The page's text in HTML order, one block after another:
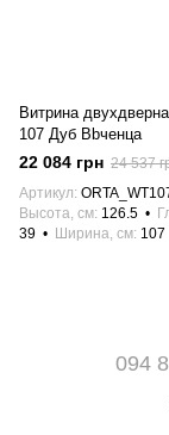
Витрина
107 Дуб Вbченца
22 084 грн 24 537
Артикул
Высота, см 126.5
39
Ширина, см 107
094